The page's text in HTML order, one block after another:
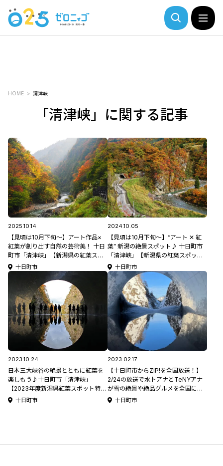
HOME 清津峡
「清津峡」に関する記事
2025.10.14
【見頃は10月下旬～】アート作品×
紅葉が創り出す自然の芸術美！ 十日
町市「清津峡」【新潟県の紅葉スポ
ット特集2025】
十日町市
2024.10.05
【見頃は10月下旬～】“アート ✕ 紅
葉” 新潟の絶景スポット♪ 十日町市
「清津峡」【新潟県の紅葉スポット
特集2024】
十日町市
2023.10.24
日本三大峡谷の絶景とともに紅葉を
楽しもう♪十日町市「清津峡」
【2023年度新潟県紅葉スポット特
集】十日町市
2023.02.17
【十日町市からZIP!を全国放送！】
2/24の放送で水卜アナとTeNYアナ
が雪の絶景や絶品グルメを全国に紹
介します！
十日町市